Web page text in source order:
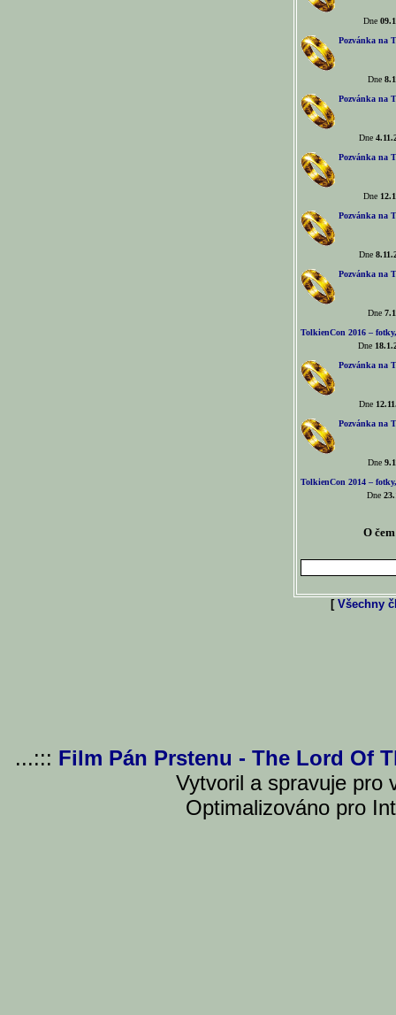
Dne
Pozvánka na
Dne
Pozvánka na
Dne
Pozvánka na
Dne
Pozvánka na
Dne
Pozvánka na
Dne
TolkienCon 2016 –
Dne
Pozvánka na
Dne
Pozvánka na
Dne
TolkienCon 2014 –
Dne
O
[ Všechny
...::: Film Pán Prstenu - The Lord Of
Vytvoril a spravuje pro
Optimalizováno pro